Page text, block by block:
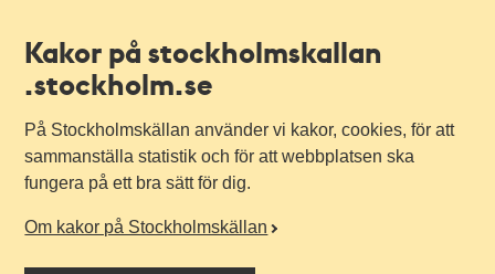
Kakor på stockholmskallan
.stockholm.se
På Stockholmskällan använder vi kakor, cookies, för att
sammanställa statistik och för att webbplatsen ska
fungera på ett bra sätt för dig.
Om kakor på Stockholmskällan